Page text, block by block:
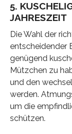
5.
JAHRESZEIT
Die Wahl der
entscheidender
genügend
Mützchen zu
und den
werden.
um die
schützen.